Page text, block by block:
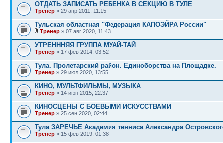
ОТДАТЬ ЗАПИСАТЬ РЕБЕНКА В СЕКЦИЮ В ТУЛЕ
Тренер » 29 апр 2011, 11:15
Тульская областная "Федерация КАПОЭЙРА России"
Тренер » 07 авг 2020, 11:43
УТРЕНННЯЯ ГРУППА МУАЙ-ТАЙ
Тренер » 17 фев 2014, 03:52
Тула. Пролетарский район. Единоборства на Площадке.
Тренер » 29 июл 2020, 13:55
КИНО, МУЛЬТФИЛЬМЫ, МУЗЫКА
Тренер » 14 июн 2015, 22:37
КИНОСЦЕНЫ С БОЕВЫМИ ИСКУССТВАМИ
Тренер » 25 сен 2020, 02:44
Тула ЗАРЕЧЬЕ Академия тенниса Александра
Тренер » 15 фев 2019, 01:38